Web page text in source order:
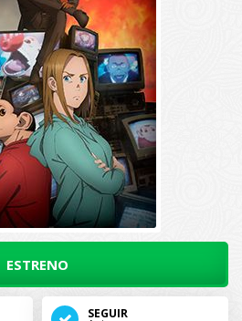
ESTRENO
SEGUIR